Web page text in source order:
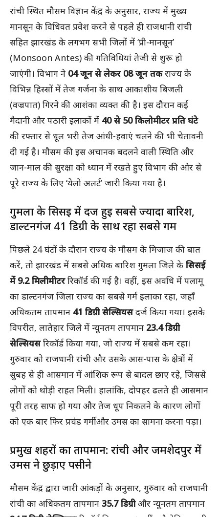
रांची स्थित मौसम विज्ञान केंद्र के अनुसार, राज्य में मुख्य
मानसून के विधिवत प्रवेश करने से पहले ही राजधानी रांची
सहित झारखंड के लगभग सभी जिलों में ‘प्री-मानसून’
(Monsoon Antes) की गतिविधियां तेजी से शुरू हो
जाएंगी। विभाग ने 04 जून से लेकर 08 जून तकराज्य के
विभिन्न हिस्सों में तेज गर्जना के साथ आकाशीय बिजली
(वज्रपात) गिरने की आशंका व्यक्त की है। इस दौरान कई
मैदानी और पठारी इलाकों में 40 से 50 किलोमीटर प्रति घंटे
की रफ्तार से धूल भरी तेज आंधी-हवाएं चलने की भी चेतावनी
दी गई है। मौसम की इस अचानक बदलने वाली स्थिति और
जान-माल की सुरक्षा को ध्यान में रखते हुए विभाग की ओर से
पूरे राज्य के लिए ‘येलो अलर्ट’ जारी किया गया है।
गुमला के सिसई में दर्ज हुई सबसे ज्यादा बारिश,
डाल्टनगंज 41 डिग्री के साथ रहा सबसे गर्म
पिछले 24 घंटों के दौरान राज्य के मौसम के मिजाज की बात
करें, तो झारखंड में सबसे अधिक बारिश गुमला जिले के सिसई
में 9.2 मिलीमीटररिकॉर्ड की गई है। वहीं, इस अवधि में पलामू
का डाल्टनगंज जिला राज्य का सबसे गर्म इलाका रहा, जहाँ
अधिकतम तापमान 41 डिग्री सेल्सियसदर्ज किया गया। इसके
विपरीत, लातेहार जिले में न्यूनतम तापमान 23.4 डिग्री
सेल्सियसरिकॉर्ड किया गया, जो राज्य में सबसे कम रहा।
गुरुवार को राजधानी रांची और उसके आस-पास के क्षेत्रों में
सुबह से ही आसमान में आंशिक रूप से बादल छाए रहे, जिससे
लोगों को थोड़ी राहत मिली। हालांकि, दोपहर ढलते ही आसमान
पूरी तरह साफ हो गया और तेज धूप निकलने के कारण लोगों
को एक बार फिर प्रचंड गर्मी और उमस का सामना करना पड़ा।
प्रमुख शहरों का तापमान: रांची और जमशेदपुर में
उमस ने छुड़ाए पसीने
मौसम केंद्र द्वारा जारी आंकड़ों के अनुसार, गुरुवार को राजधानी
रांची का अधिकतम तापमान 35.7 डिग्रीऔर न्यूनतम तापमान